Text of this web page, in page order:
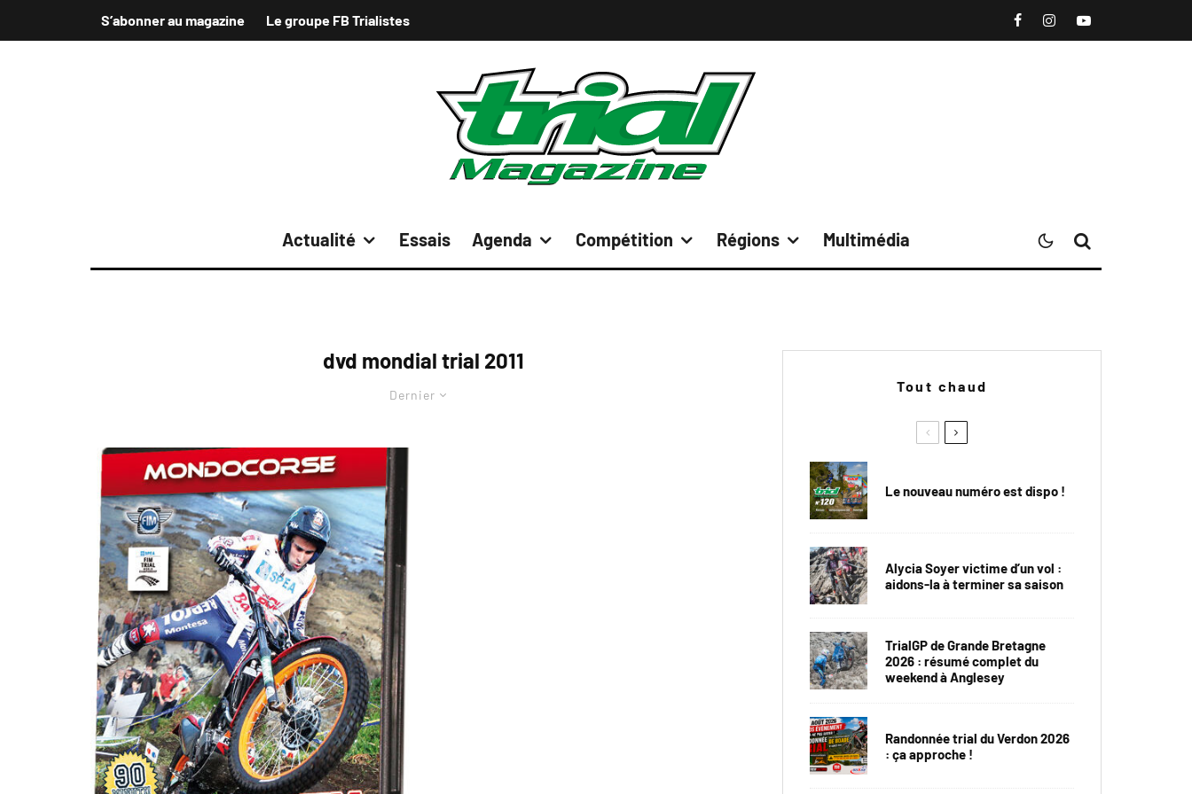
S’abonner au magazine Le groupe FB Trialistes
Actualité Essais Agenda Compétition Régions Multimédia
dvd mondial trial 2011
Dernier
Tout chaud
Le nouveau numéro est dispo !
Alycia Soyer victime d’un vol :
aidons-la à terminer sa saison
TrialGP de Grande Bretagne
2026 : résumé complet du
weekend à Anglesey
Randonnée trial du Verdon 2026
: ça approche !